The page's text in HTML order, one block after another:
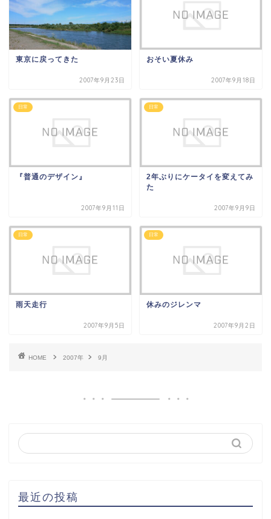
東京に戻ってきた
2007年9月23日
おそい夏休み
2007年9月18日
日常
『普通のデザイン』
2007年9月11日
日常
2年ぶりにケータイを変えてみ
た
2007年9月9日
日常
雨天走行
2007年9月5日
日常
休みのジレンマ
2007年9月2日
HOME 2007年 9月
最近の投稿